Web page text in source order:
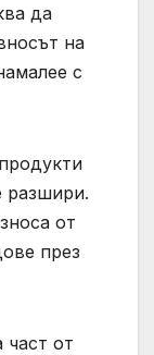
да
на
с
разшири.
от
през
част от